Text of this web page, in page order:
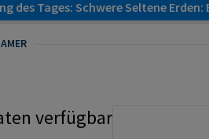
des Tages: Schwere Seltene
verfügbar